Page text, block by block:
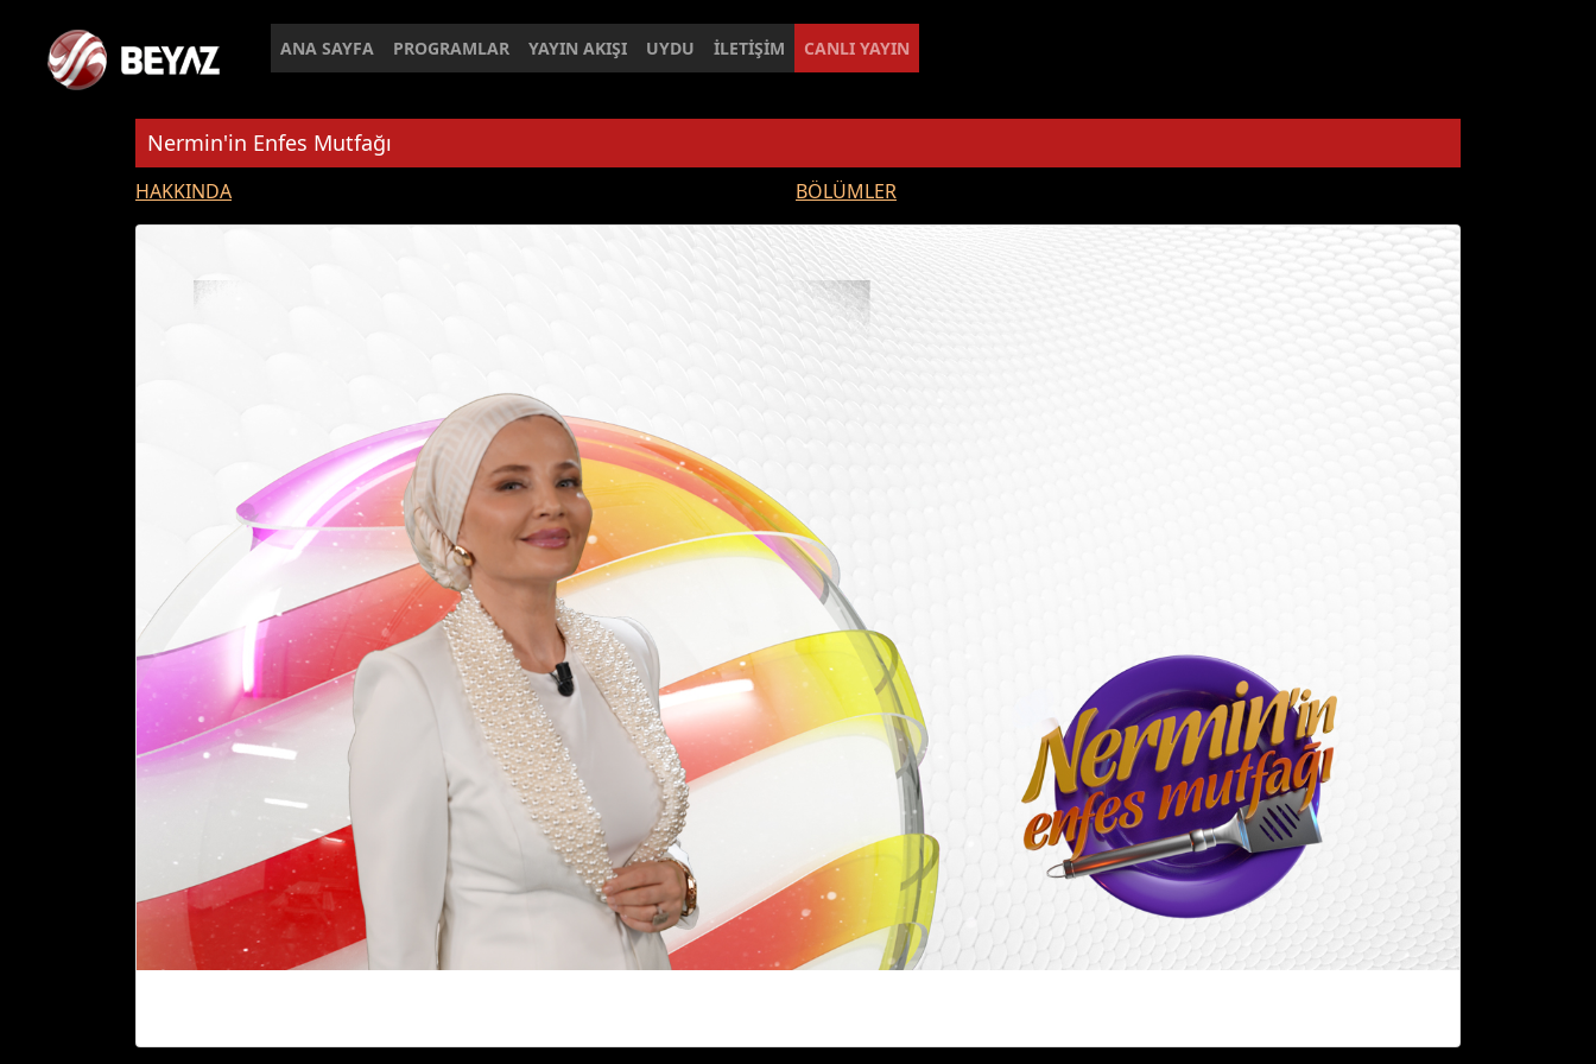
ANA SAYFA PROGRAMLAR YAYIN AKIŞI UYDU İLETİŞİM CANLI YAYIN
Nermin'in Enfes Mutfağı
HAKKINDA BÖLÜMLER